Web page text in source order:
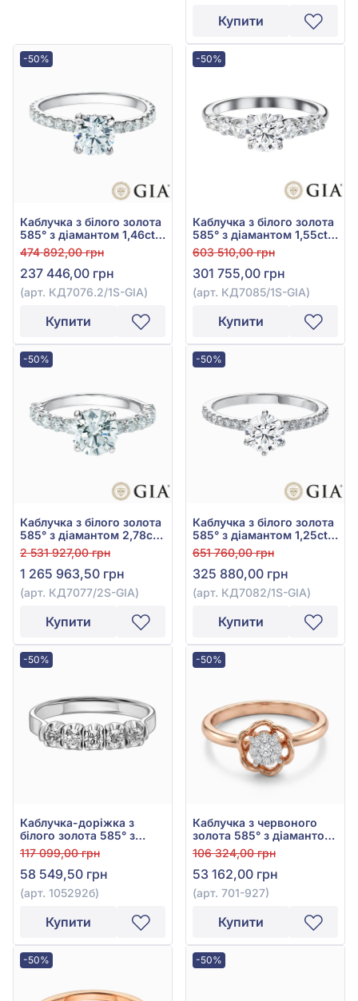
Купити
-50%
Каблучка з білого золота
585° з діамантом 1,46ct,
арт. КД7076.2/1S-GIA
474 892,00 грн
237 446,00 грн
(арт. КД7076.2/1S-GIA)
Купити
-50%
Каблучка з білого золота
585° з діамантом 1,55ct,
арт. КД7085/1S-GIA
603 510,00 грн
301 755,00 грн
(арт. КД7085/1S-GIA)
Купити
-50%
Каблучка з білого золота
585° з діамантом 2,78ct,
арт. КД7077/2S-GIA
2 531 927,00 грн
1 265 963,50 грн
(арт. КД7077/2S-GIA)
Купити
-50%
Каблучка з білого золота
585° з діамантом 1,25ct,
арт. КД7082/1S-GIA
651 760,00 грн
325 880,00 грн
(арт. КД7082/1S-GIA)
Купити
-50%
Каблучка-доріжка з
білого золота 585° з
діамантами 0,4ct, арт.
105292б
117 099,00 грн
58 549,50 грн
(арт. 105292б)
Купити
-50%
Каблучка з червоного
золота 585° з діамантом
0,14ct, арт. 701-927
106 324,00 грн
53 162,00 грн
(арт. 701-927)
Купити
-50% -50%